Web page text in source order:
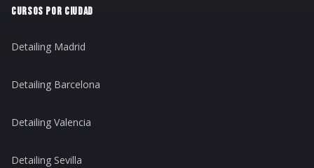
CURSOS POR CIUDAD
Detailing Madrid
Detailing Barcelona
Detailing Valencia
Detailing Sevilla